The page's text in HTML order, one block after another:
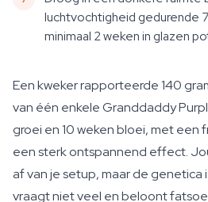
luchtvochtigheid gedurende
minimaal 2 weken in glazen
Een kweker rapporteerde 140
van één enkele Granddaddy
groei en 10 weken bloei, met een
een sterk ontspannend effect.
af van je setup, maar de genetica
vraagt niet veel en beloont